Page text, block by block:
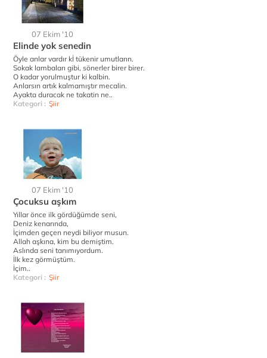
07 Ekim '10
Elinde yok senedin
Öyle anlar vardır kİ tükenir umutların.
Sokak lambaları gibi, sönerler birer birer.
O kadar yorulmuştur ki kalbin.
Anlarsın artık kalmamıştır mecalin.
Ayakta duracak ne takatin ne..
Kategori : Şiir
07 Ekim '10
Çocuksu aşkım
Yıllar önce ilk gördüğümde seni,
Deniz kenarında,
İçimden geçen neydi biliyor musun.
Allah aşkına, kim bu demiştim.
Aslında seni tanımıyordum.
İlk kez görmüştüm.
İçim..
Kategori : Şiir